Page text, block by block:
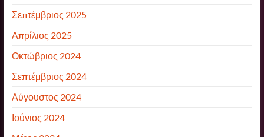
Σεπτέμβριος 2025
Απρίλιος 2025
Οκτώβριος 2024
Σεπτέμβριος 2024
Αύγουστος 2024
Ιούνιος 2024